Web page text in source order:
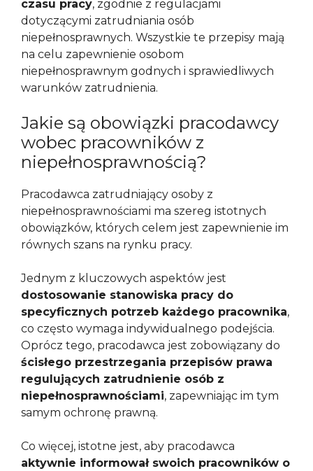
czasu pracy, zgodnie z regulacjami
dotyczącymi zatrudniania osób
niepełnosprawnych. Wszystkie te przepisy mają
na celu zapewnienie osobom
niepełnosprawnym godnych i sprawiedliwych
warunków zatrudnienia.
Jakie są obowiązki pracodawcy
wobec pracowników z
niepełnosprawnością?
Pracodawca zatrudniający osoby z
niepełnosprawnościami ma szereg istotnych
obowiązków, których celem jest zapewnienie im
równych szans na rynku pracy.
Jednym z kluczowych aspektów jest
dostosowanie stanowiska pracy do
specyficznych potrzeb każdego pracownika,
co często wymaga indywidualnego podejścia.
Oprócz tego, pracodawca jest zobowiązany do
ścisłego przestrzegania przepisów prawa
regulujących zatrudnienie osób z
niepełnosprawnościami, zapewniając im tym
samym ochronę prawną.
Co więcej, istotne jest, aby pracodawca
aktywnie informował swoich pracowników o